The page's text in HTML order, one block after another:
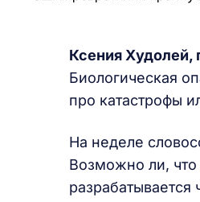
Ксения Худолей,
Биологическая
про катастрофы
На неделе
Возможно ли, что
разрабатывается